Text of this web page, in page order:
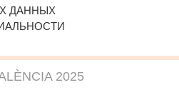
ДАННЫХ
2025